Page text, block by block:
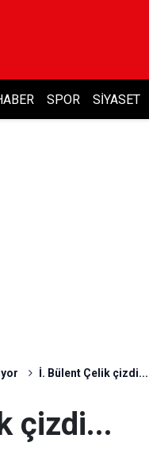
SPOR SIYASET
İ. Bülent Çelik çizdi...
çizdi...